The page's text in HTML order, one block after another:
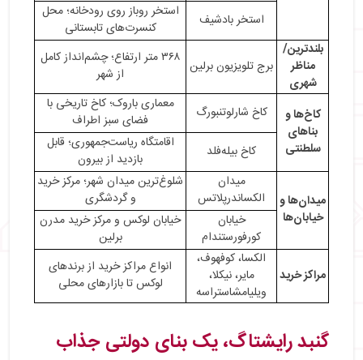
استخر بادشیف
استخر روباز روی رودخانه؛ محل
کنسرت‌های تابستانی
بلندترین/
مناظر
شهری
برج تلویزیون برلین
۳۶۸ متر ارتفاع؛ چشم‌انداز کامل
از شهر
کاخ‌ها و
بناهای
سلطنتی
کاخ شارلوتنبورگ
معماری باروک؛ کاخ تاریخی با
فضای سبز اطراف
کاخ بیله‌فلد
اقامتگاه ریاست‌جمهوری؛ قابل
بازدید از بیرون
میدان‌ها و
خیابان‌ها
میدان
الکساندرپلاتس
شلوغ‌ترین میدان شهر؛ مرکز خرید
و گردشگری
خیابان
کورفورستندام
خیابان لوکس و مرکز خرید مدرن
برلین
مراکز خرید
الکسا، کوفهوف،
مایر، نیکلا،
ویلیامشاستراسه
انواع مراکز خرید از برندهای
لوکس تا بازارهای محلی
گنبد رایشتاگ، یک بنای دولتی جذاب